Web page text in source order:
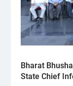
Bharat
State Chief